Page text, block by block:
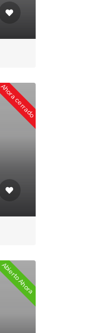
cerrado
Abierto Ahora